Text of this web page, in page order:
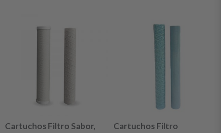
Cartuchos Filtro Sabor,
Cartuchos Filtro